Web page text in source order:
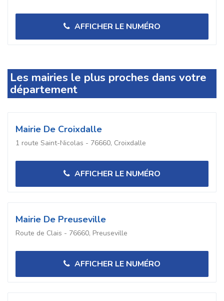
AFFICHER LE NUMÉRO
Les mairies le plus proches dans votre
département
Mairie De Croixdalle
1 route Saint-Nicolas - 76660, Croixdalle
AFFICHER LE NUMÉRO
Mairie De Preuseville
Route de Clais - 76660, Preuseville
AFFICHER LE NUMÉRO